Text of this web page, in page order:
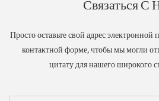
Связаться С
Просто оставьте свой адрес
контактной форме, чтобы мы могли
цитату для нашего широкого